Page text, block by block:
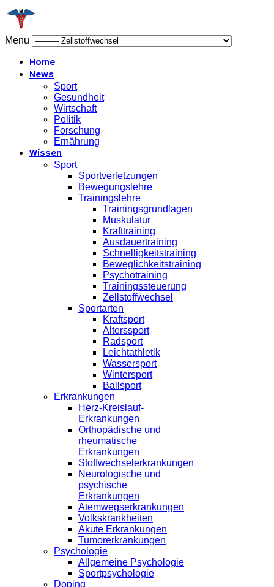
Menu
Home
News
Sport
Gesundheit
Wirtschaft
Politik
Forschung
Ernährung
Wissen
Sport
Sportverletzungen
Bewegungslehre
Trainingslehre
Trainingsgrundlagen
Muskulatur
Krafttraining
Ausdauertraining
Schnelligkeitstraining
Beweglichkeitstraining
Psychotraining
Trainingssteuerung
Zellstoffwechsel
Sportarten
Kraftsport
Alterssport
Radsport
Leichtathletik
Wassersport
Wintersport
Ballsport
Erkrankungen
Herz-Kreislauf-
Erkrankungen
Orthopädische und
rheumatische
Erkrankungen
Stoffwechselerkrankungen
Neurologische und
psychische
Erkrankungen
Atemwegserkrankungen
Volkskrankheiten
Akute Erkrankungen
Tumorerkrankungen
Psychologie
Allgemeine Psychologie
Sportpsychologie
Doping